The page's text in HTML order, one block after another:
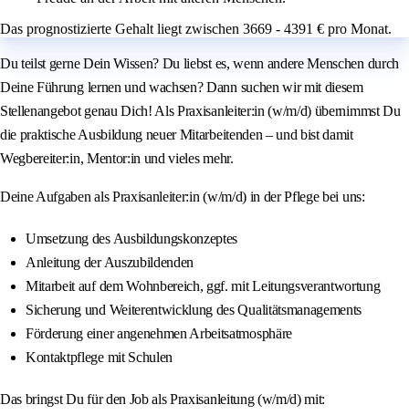
Das prognostizierte Gehalt liegt zwischen 3669 - 4391 € pro Monat.
Du teilst gerne Dein Wissen? Du liebst es, wenn andere Menschen durch
Deine Führung lernen und wachsen? Dann suchen wir mit diesem
Stellenangebot genau Dich! Als Praxisanleiter:in (w/m/d) übernimmst Du
die praktische Ausbildung neuer Mitarbeitenden – und bist damit
Wegbereiter:in, Mentor:in und vieles mehr.
Deine Aufgaben als Praxisanleiter:in (w/m/d) in der Pflege bei uns:
Umsetzung des Ausbildungskonzeptes
Anleitung der Auszubildenden
Mitarbeit auf dem Wohnbereich, ggf. mit Leitungsverantwortung
Sicherung und Weiterentwicklung des Qualitätsmanagements
Förderung einer angenehmen Arbeitsatmosphäre
Kontaktpflege mit Schulen
Das bringst Du für den Job als Praxisanleitung (w/m/d) mit: